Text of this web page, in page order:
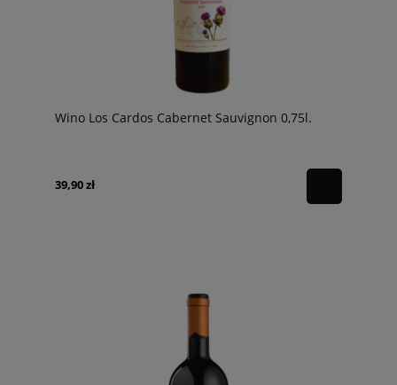
Wino Los Cardos Cabernet Sauvignon 0,75l.
39,90 zł